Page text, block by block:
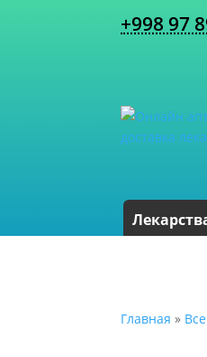
+998 97
Главная »